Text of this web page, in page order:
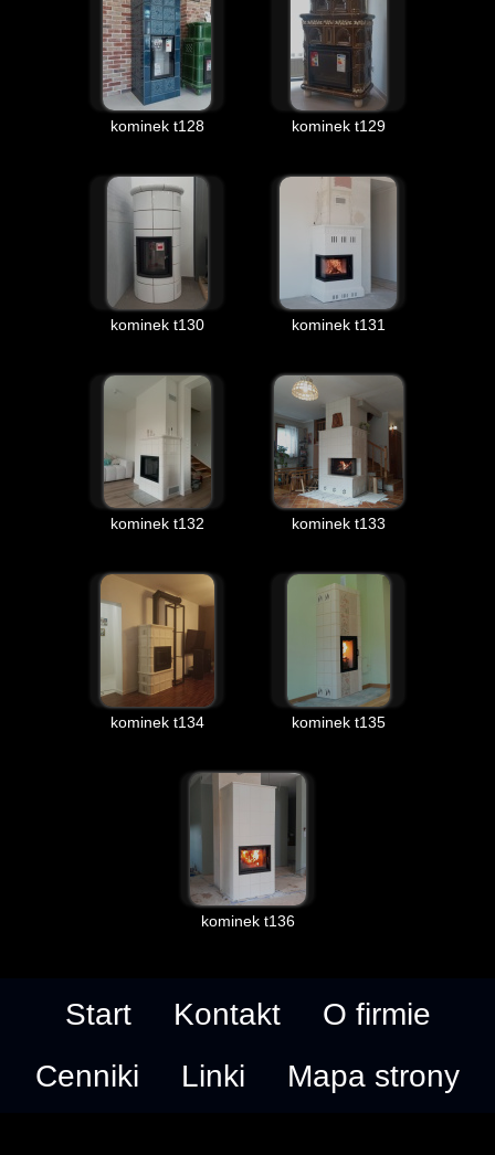
kominek t128 kominek t129
kominek t130 kominek t131
kominek t132 kominek t133
kominek t134 kominek t135
kominek t136
Start Kontakt
O firmie
Cenniki
Linki Mapa strony